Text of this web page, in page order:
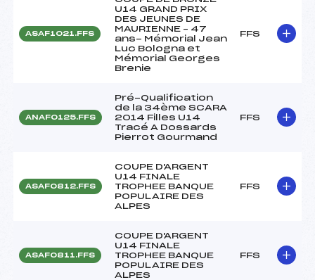
ASAF1021.FFS
U14 GRAND PRIX
DES JEUNES DE
MAURIENNE – 47
ans- Mémorial Jean
Luc Bologna et
Mémorial Georges
Brenie
FFS
ANAF0125.FFS
Pré-Qualification
de la 34ème SCARA
2014 Filles U14
Tracé A Dossards
Pierrot Gourmand
FFS
ASAF0812.FFS
COUPE D'ARGENT
U14 FINALE
TROPHEE BANQUE
POPULAIRE DES
ALPES
FFS
ASAF0811.FFS
COUPE D'ARGENT
U14 FINALE
TROPHEE BANQUE
POPULAIRE DES
ALPES
FFS